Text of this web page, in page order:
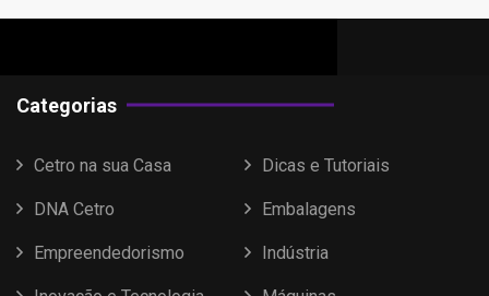
Categorias
Cetro na sua Casa Dicas e Tutoriais
DNA Cetro Embalagens
Empreendedorismo Indústria